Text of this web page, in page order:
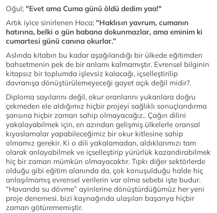
Oğul; "Evet ama Cuma günü öldü dedim yaa!"
Artık iyice sinirlenen Hoca; "Haklısın yavrum, cumanın
hatırına, belki o gün babana dokunmazlar, ama eminim ki
cumartesi günü canına okurlar.”
Aslında kitabın bu kadar aşağılandığı bir ülkede eğitimden
bahsetmenin pek de bir anlamı kalmamıştır. Evrensel bilginin
kitapsız bir toplumda işlevsiz kalacağı, içselleştirilip
davranışa dönüştürülemeyeceği gayet açık değil midir?.
Diploma sayılarını değil, okur oranlarını yukarılara doğru
çekmeden ele aldığımız hiçbir projeyi sağlıklı sonuçlandırma
şansına hiçbir zaman sahip olmayacağız.. Çağın dilini
yakalayabilmek için, en azından gelişmiş ülkelerle oransal
kıyaslamalar yapabileceğimiz bir okur kitlesine sahip
olmamız gerekir. Ki o dili yakalamadan, aldıklarımızı tam
olarak anlayabilmek ve içselleştirip yürürlük kazandırabilmek
hiç bir zaman mümkün olmayacaktır. Tıpkı diğer sektörlerde
olduğu gibi eğitim alanında da, çok konuşulduğu halde hiç
anlaşılmamış evrensel verilerin var olma sebebi işte budur.
“Havanda su dövme” ayinlerine dönüştürdüğümüz her yeni
proje denemesi, bizi kaynağında ulaşılan başarıya hiçbir
zaman götürememiştir.